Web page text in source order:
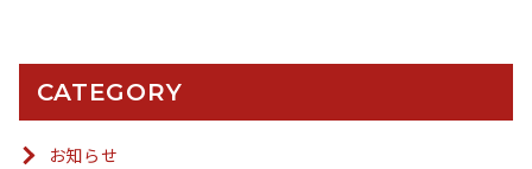
CATEGORY
お知らせ